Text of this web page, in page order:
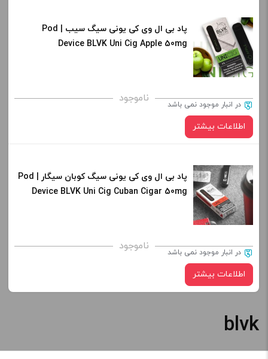
پاد بی ال وی کی یونی سیگ سیب | Pod
Device BLVK Uni Cig Apple 50mg
ناموجود در انبار موجود نمی باشد
اطلاعات بیشتر
پاد بی ال وی کی یونی سیگ کوبان سیگار | Pod
Device BLVK Uni Cig Cuban Cigar 50mg
ناموجود در انبار موجود نمی باشد
اطلاعات بیشتر
blvk